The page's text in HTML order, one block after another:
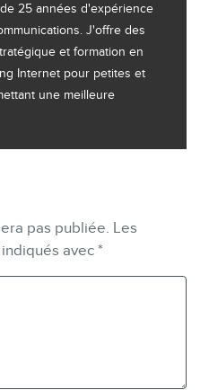
25 années d'expérience
J'offre des
et formation en
Internet pour petites et
une meilleure
pas publiée. Les
avec *